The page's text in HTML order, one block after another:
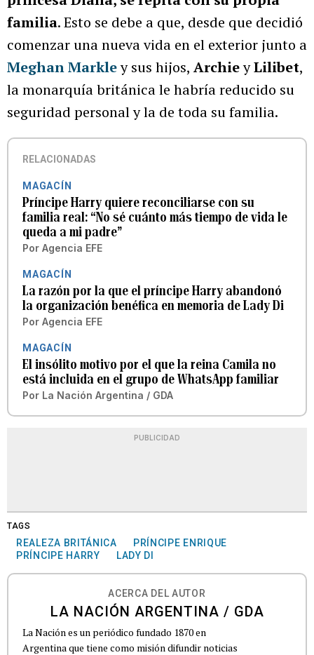
familia. Esto se debe a que, desde que decidió
comenzar una nueva vida en el exterior junto a
Meghan Markley sus hijos, ArchieyLilibet,
la monarquía británica le habría reducido su
seguridad personal y la de toda su familia.
RELACIONADAS
MAGACÍN
Príncipe Harry quiere reconciliarse con su
familia real: “No sé cuánto más tiempo de vida le
queda a mi padre”
Por Agencia EFE
MAGACÍN
La razón por la que el príncipe Harry abandonó
la organización benéfica en memoria de Lady Di
Por Agencia EFE
MAGACÍN
El insólito motivo por el que la reina Camila no
está incluida en el grupo de WhatsApp familiar
Por La Nación Argentina / GDA
PUBLICIDAD
TAGS
REALEZA BRITÁNICA
PRÍNCIPE ENRIQUE
PRÍNCIPE HARRY
LADY DI
ACERCA DEL AUTOR
LA NACIÓN ARGENTINA / GDA
La Nación es un periódico fundado 1870 en
Argentina que tiene como misión difundir noticias